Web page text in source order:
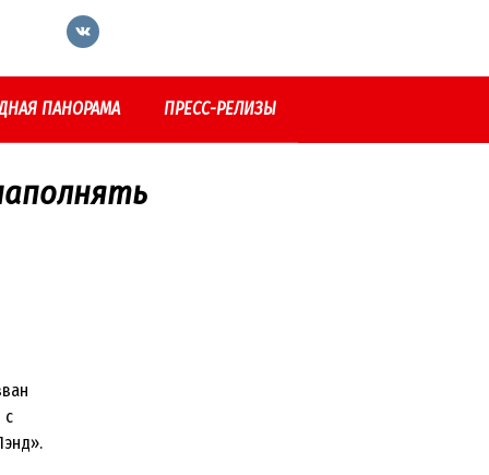
ПАНОРАМА ПРЕСС-РЕЛИЗЫ
с